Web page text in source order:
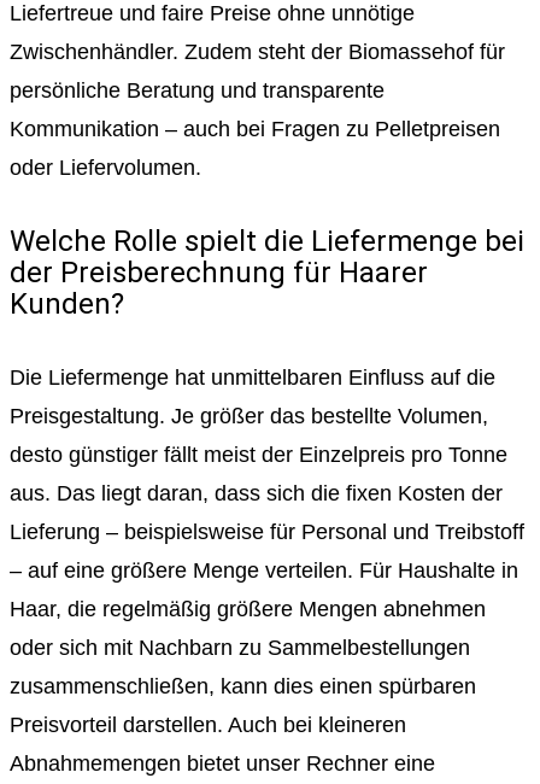
Liefertreue und faire Preise ohne unnötige
Zwischenhändler. Zudem steht der Biomassehof für
persönliche Beratung und transparente
Kommunikation – auch bei Fragen zu Pelletpreisen
oder Liefervolumen.
Welche Rolle spielt die Liefermenge bei
der Preisberechnung für Haarer
Kunden?
Die Liefermenge hat unmittelbaren Einfluss auf die
Preisgestaltung. Je größer das bestellte Volumen,
desto günstiger fällt meist der Einzelpreis pro Tonne
aus. Das liegt daran, dass sich die fixen Kosten der
Lieferung – beispielsweise für Personal und Treibstoff
– auf eine größere Menge verteilen. Für Haushalte in
Haar, die regelmäßig größere Mengen abnehmen
oder sich mit Nachbarn zu Sammelbestellungen
zusammenschließen, kann dies einen spürbaren
Preisvorteil darstellen. Auch bei kleineren
Abnahmemengen bietet unser Rechner eine